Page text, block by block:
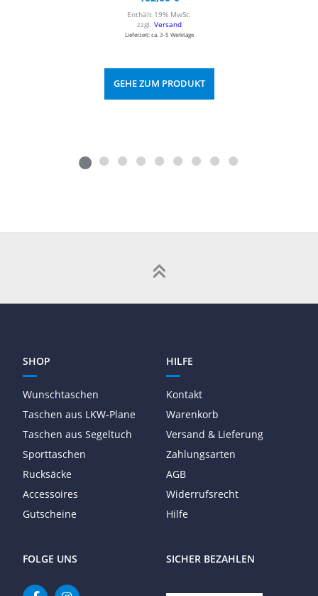
Enthält 19% MwSt.
zzgl. Versand
Lieferzeit: ca. 3-5 Werktage
GEHE ZUM PRODUKT
SHOP
Wunschtaschen
Taschen aus LKW-Plane
Taschen aus Segeltuch
Sporttaschen
Rucksäcke
Accessoires
Gutscheine
HILFE
Kontakt
Warenkorb
Versand & Lieferung
Zahlungsarten
AGB
Widerrufsrecht
Hilfe
FOLGE UNS SICHER BEZAHLEN